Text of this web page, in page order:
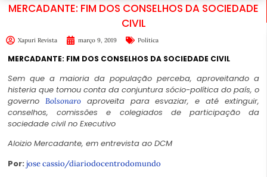
MERCADANTE: FIM DOS CONSELHOS DA SOCIEDADE
CIVIL
Xapuri Revista março 9, 2019 Política
MERCADANTE: FIM DOS CONSELHOS DA SOCIEDADE CIVIL
Sem que a maioria da população perceba, aproveitando a
histeria que tomou conta da conjuntura sócio-política do país, o
governo Bolsonaroaproveita para esvaziar, e até extinguir,
conselhos, comissões e colegiados de participação da
sociedade civil no Executivo
Aloizio Mercadante, em entrevista ao DCM
Por: jose cassio/diariodocentrodomundo